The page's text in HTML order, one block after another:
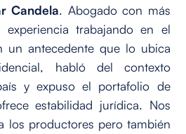
Candela. Abogado con más
trabajando en el
un antecedente que lo ubica
habló del contexto
y expuso el portafolio de
estabilidad jurídica. Nos
los productores pero también